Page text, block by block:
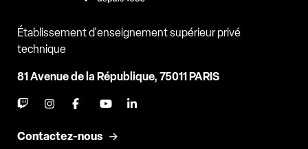
Établissement d'enseignement supérieur privé
technique
81 Avenue de la République, 75011 PARIS
Contactez-nous